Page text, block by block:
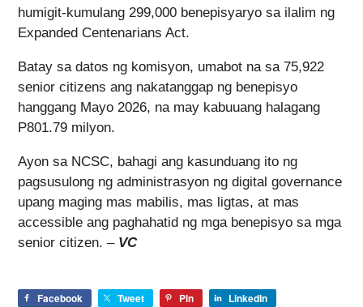
humigit-kumulang 299,000 benepisyaryo sa ilalim ng
Expanded Centenarians Act.
Batay sa datos ng komisyon, umabot na sa 75,922
senior citizens ang nakatanggap ng benepisyo
hanggang Mayo 2026, na may kabuuang halagang
P801.79 milyon.
Ayon sa NCSC, bahagi ang kasunduang ito ng
pagsusulong ng administrasyon ng digital governance
upang maging mas mabilis, mas ligtas, at mas
accessible ang paghahatid ng mga benepisyo sa mga
senior citizen. – VC
Facebook Tweet Pin LinkedIn